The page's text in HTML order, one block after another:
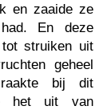
en zaaide ze
En deze
tot struiken uit
geheel
bij dit
het uit van